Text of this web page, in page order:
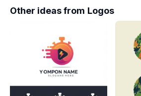
Other ideas from Logos